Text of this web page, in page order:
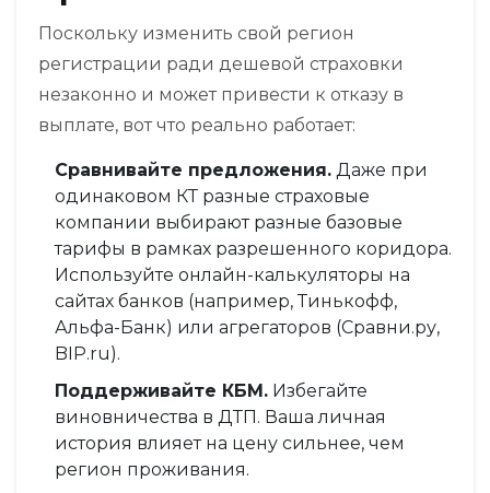
Поскольку изменить свой регион
регистрации ради дешевой страховки
незаконно и может привести к отказу в
выплате, вот что реально работает:
Сравнивайте предложения. Даже при
одинаковом КТ разные страховые
компании выбирают разные базовые
тарифы в рамках разрешенного коридора.
Используйте онлайн-калькуляторы на
сайтах банков (например, Тинькофф,
Альфа-Банк) или агрегаторов (Сравни.ру,
BIP.ru).
Поддерживайте КБМ. Избегайте
виновничества в ДТП. Ваша личная
история влияет на цену сильнее, чем
регион проживания.